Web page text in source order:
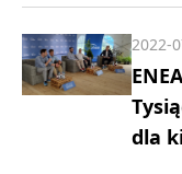
dla
2022-